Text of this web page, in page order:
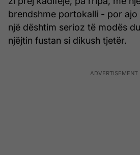
brendshme portokalli - por ajo
një dështim serioz të modës
njëjtin fustan si dikush tjetër.